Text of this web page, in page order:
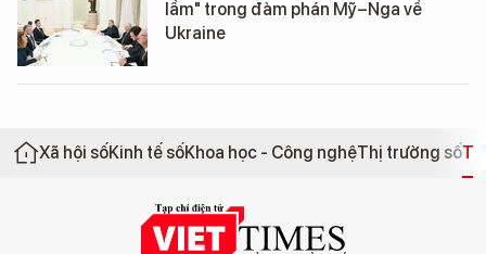
lầm" trong đàm phán Mỹ–Nga về
Ukraine
Xã hội sốKinh tế sốKhoa học - Công nghệThị trường số